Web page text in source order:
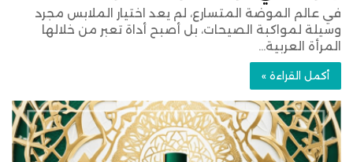
في عالم الموضة المتسارع، لم يعد اختيار الملابس مجرد
وسيلة لمواكبة الصيحات، بل أصبح أداة تعبر من خلالها
المرأة العربية…
أكمل القراءة »